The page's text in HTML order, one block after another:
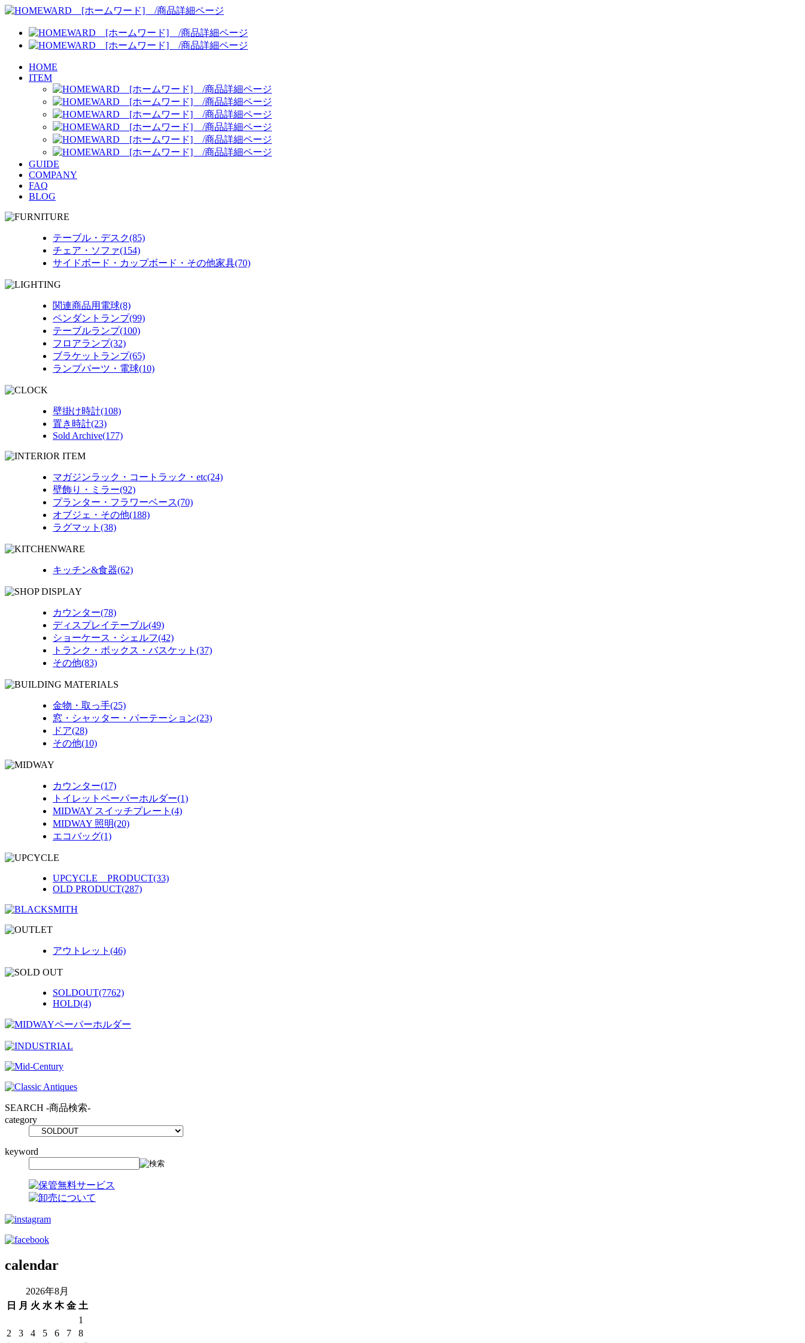
HOME
ITEM
GUIDE
COMPANY
FAQ
BLOG
テーブル・デスク(85)
チェア・ソファ(154)
サイドボード・カップボード・その他家具(70)
関連商品用電球(8)
ペンダントランプ(99)
テーブルランプ(100)
フロアランプ(32)
ブラケットランプ(65)
ランプパーツ・電球(10)
壁掛け時計(108)
置き時計(23)
Sold Archive(177)
マガジンラック・コートラック・etc(24)
壁飾り・ミラー(92)
プランター・フラワーベース(70)
オブジェ・その他(188)
ラグマット(38)
キッチン&食器(62)
カウンター(78)
ディスプレイテーブル(49)
ショーケース・シェルフ(42)
トランク・ボックス・バスケット(37)
その他(83)
金物・取っ手(25)
窓・シャッター・パーテーション(23)
ドア(28)
その他(10)
カウンター(17)
トイレットペーパーホルダー(1)
MIDWAY スイッチプレート(4)
MIDWAY 照明(20)
エコバッグ(1)
UPCYCLE PRODUCT(33)
OLD PRODUCT(287)
アウトレット(46)
SOLDOUT(7762)
HOLD(4)
SEARCH -商品検索-
category
keyword
calendar
2026年8月
日
月 火 水 木 金 土
1
2
3 4 5 6 7
8